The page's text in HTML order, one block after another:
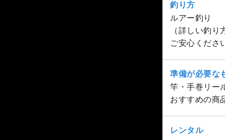
釣り方
ルアー釣り
（詳しい釣
ご安心くださ
準備が必要な
竿・手巻リー
おすすめの商
レンタル